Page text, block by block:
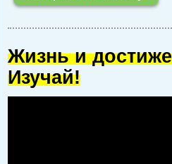
Жизнь и
Изучай!